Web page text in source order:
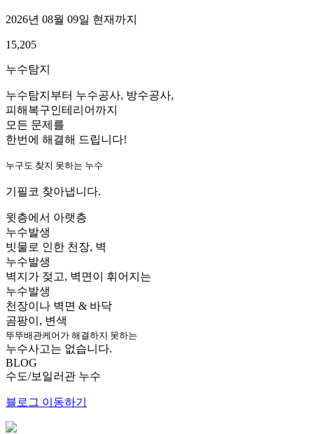
2026년 08월 09일 현재까지
15,205
누수탐지
누수탐지부터 누수공사, 방수공사,
피해복구인테리어까지
모든 문제를
한번에 해결해 드립니다!
누구도 찾지 못하는 누수
기필코 찾아냅니다.
윗층에서 아랫층
누수발생
빗물로 인한 천장, 벽
누수발생
벽지가 젖고, 벽면이 휘어지는
누수발생
천장이나 벽면 & 바닥
곰팡이, 변색
뚜뚜배관케어가 해결하지 못하는
누수사고는 없습니다.
BLOG
수도/보일러관 누수
블로그 이동하기